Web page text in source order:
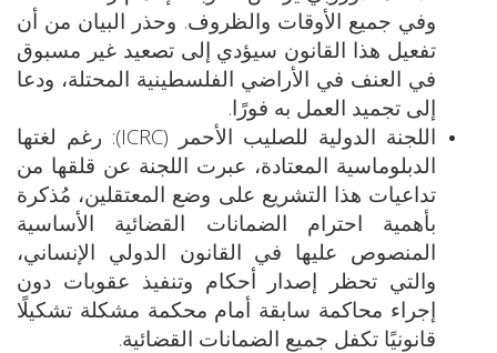
وفي جميع الأوقات والظروف. وحذر البيان من أن
تفعيل هذا القانون سيؤدي إلى تصعيد غير مسبوق
في العنف في الأراضي الفلسطينية المحتلة، ودعا
إلى تجميد العمل به فورًا.
اللجنة الدولية للصليب الأحمر (ICRC): رغم لغتها
الدبلوماسية المعتادة، عبرت اللجنة عن قلقها من
تداعيات هذا التشريع على وضع المعتقلين، مُذكرة
بأهمية احترام الضمانات القضائية الأساسية
المنصوص عليها في القانون الدولي الإنساني،
والتي تحظر إصدار أحكام وتنفيذ عقوبات دون
إجراء محاكمة سابقة أمام محكمة مشكلة تشكيلًا
قانونيًا تكفل جميع الضمانات القضائية.